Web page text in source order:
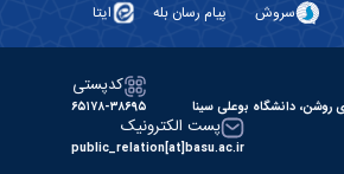
سروش پیام رسان بله ایتا
دانشگاه بوعلی سینا
کدپستی
۶۵۱۷۸-۳۸۶۹۵
پست الکترونیک
public_relation[at]basu.ac.ir